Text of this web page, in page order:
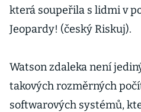
která soupeřila s lidmi v
Jeopardy! (český Riskuj).
Watson zdaleka není
takových rozměrných
softwarových systémů,